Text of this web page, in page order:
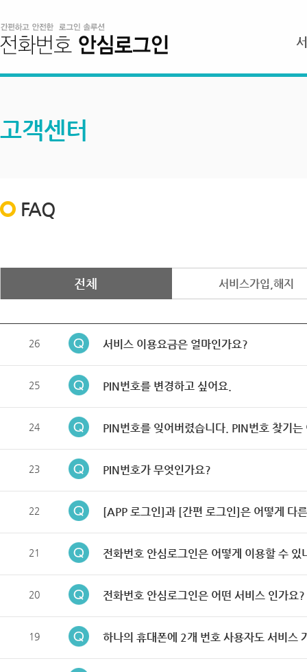
고객센터
FAQ
전체 서비스가입,해지
26 서비스 이용요금은 얼마인가요?
25 PIN번호를 변경하고 싶어요.
24 PIN번호를 잊어버렸습니다. PIN번호 찾기는
23 PIN번호가 무엇인가요?
22 [APP 로그인]과 [간편 로그인]은 어떻게 다
21 전화번호 안심로그인은 어떻게 이용할 수 있
20 전화번호 안심로그인은 어떤 서비스 인가요?
19 하나의 휴대폰에 2개 번호 사용자도 서비스